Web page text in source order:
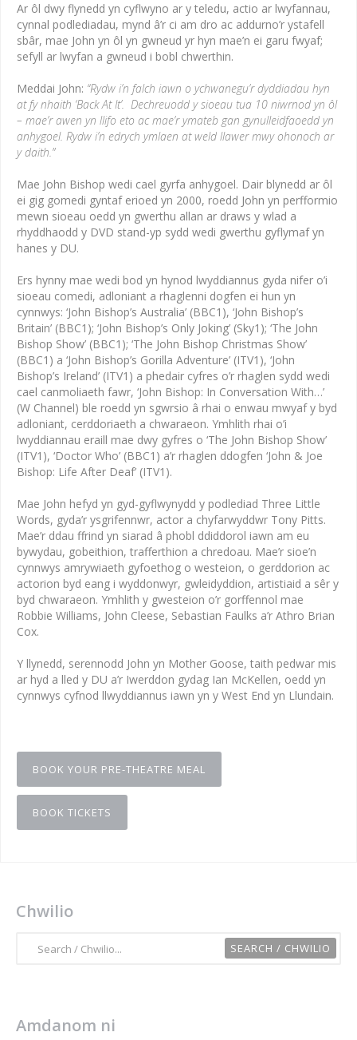
Ar ôl dwy flynedd yn cyflwyno ar y teledu, actio ar lwyfannau,
cynnal podlediadau, mynd â’r ci am dro ac addurno’r ystafell
sbâr, mae John yn ôl yn gwneud yr hyn mae’n ei garu fwyaf;
sefyll ar lwyfan a gwneud i bobl chwerthin.
Meddai John: “Rydw i’n falch iawn o ychwanegu’r dyddiadau hyn
at fy nhaith ‘Back At It’. Dechreuodd y sioeau tua 10 niwrnod yn ôl
– mae’r awen yn llifo eto ac mae’r ymateb gan gynulleidfaoedd yn
anhygoel. Rydw i’n edrych ymlaen at weld llawer mwy ohonoch ar
y daith.”
Mae John Bishop wedi cael gyrfa anhygoel. Dair blynedd ar ôl
ei gig gomedi gyntaf erioed yn 2000, roedd John yn perfformio
mewn sioeau oedd yn gwerthu allan ar draws y wlad a
rhyddhaodd y DVD stand-yp sydd wedi gwerthu gyflymaf yn
hanes y DU.
Ers hynny mae wedi bod yn hynod lwyddiannus gyda nifer o’i
sioeau comedi, adloniant a rhaglenni dogfen ei hun yn
cynnwys: ‘John Bishop’s Australia’ (BBC1), ‘John Bishop’s
Britain’ (BBC1); ‘John Bishop’s Only Joking’ (Sky1); ‘The John
Bishop Show’ (BBC1); ‘The John Bishop Christmas Show’
(BBC1) a ‘John Bishop’s Gorilla Adventure’ (ITV1), ‘John
Bishop’s Ireland’ (ITV1) a phedair cyfres o’r rhaglen sydd wedi
cael canmoliaeth fawr, ‘John Bishop: In Conversation With…’
(W Channel) ble roedd yn sgwrsio â rhai o enwau mwyaf y byd
adloniant, cerddoriaeth a chwaraeon. Ymhlith rhai o’i
lwyddiannau eraill mae dwy gyfres o ‘The John Bishop Show’
(ITV1), ‘Doctor Who’ (BBC1) a’r rhaglen ddogfen ‘John & Joe
Bishop: Life After Deaf’ (ITV1).
Mae John hefyd yn gyd-gyflwynydd y podlediad Three Little
Words, gyda’r ysgrifennwr, actor a chyfarwyddwr Tony Pitts.
Mae’r ddau ffrind yn siarad â phobl ddiddorol iawn am eu
bywydau, gobeithion, trafferthion a chredoau. Mae’r sioe’n
cynnwys amrywiaeth gyfoethog o westeion, o gerddorion ac
actorion byd eang i wyddonwyr, gwleidyddion, artistiaid a sêr y
byd chwaraeon. Ymhlith y gwesteion o’r gorffennol mae
Robbie Williams, John Cleese, Sebastian Faulks a’r Athro Brian
Cox.
Y llynedd, serennodd John yn Mother Goose, taith pedwar mis
ar hyd a lled y DU a’r Iwerddon gydag Ian McKellen, oedd yn
cynnwys cyfnod llwyddiannus iawn yn y West End yn Llundain.
BOOK YOUR PRE-THEATRE MEAL
BOOK TICKETS
Chwilio
Amdanom ni